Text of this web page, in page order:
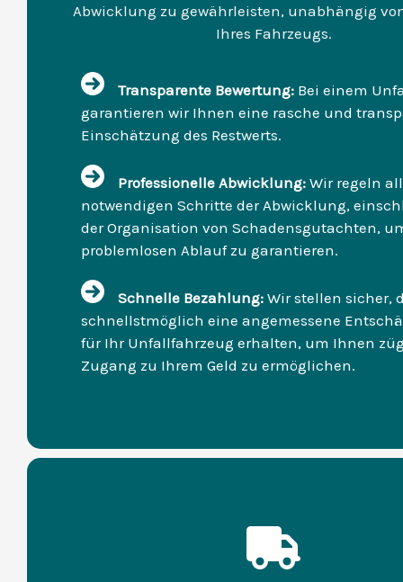
Abwicklung zu gewährleisten, unabhängig
Ihres Fahrzeugs.
Transparente Bewertung: Bei einem
garantieren wir Ihnen eine rasche und
Einschätzung des Restwerts.
Professionelle Abwicklung: Wir regeln
notwendigen Schritte der Abwicklung,
der Organisation von Schadensgutachten,
problemlosen Ablauf zu garantieren.
Schnelle Bezahlung: Wir stellen sicher,
schnellstmöglich eine angemessene
für Ihr Unfallfahrzeug erhalten, um Ihnen
Zugang zu Ihrem Geld zu ermöglichen.